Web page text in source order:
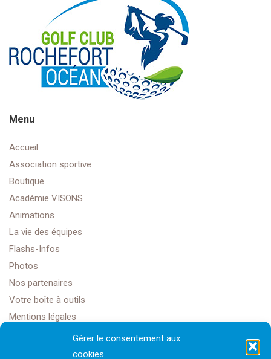
Gérer le consentement aux
cookies
Menu
Accueil
Association sportive
Boutique
Académie VISONS
Animations
La vie des équipes
Flashs-Infos
Photos
Nos partenaires
Votre boîte à outils
Mentions légales